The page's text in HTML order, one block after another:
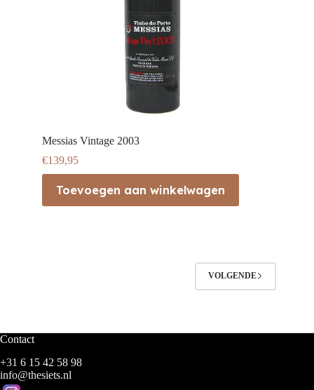
Messias Vintage 2003
€139,95
Toevoegen aan winkelwagen
VOLGENDE
Contact
+31 6 15 42 58 98
info@thesiets.nl